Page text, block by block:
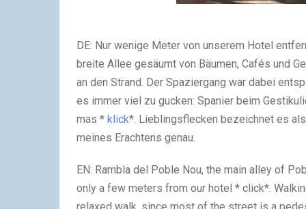
DE: Nur wenige Meter von unserem Hotel
breite Allee gesäumt von Bäumen, Cafés und
an den Strand. Der Spaziergang war dabei
es immer viel zu gucken: Spanier beim
mas * klick*. Lieblingsflecken bezeichnet es
meines Erachtens genau.
EN: Rambla del Poble Nou, the main alley of
only a few meters from our hotel * click*.